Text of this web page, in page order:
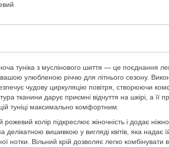
туніка з муслінового шиття — це поєднання
улюбленою річчю для літнього сезону.
чудову циркуляцію повітря, створюючи
тканини дарує приємні відчуття на шкірі, а її
туніці максимально комфортним.
колір підкреслює жіночність і додає
делікатною вишивкою у вигляді квітів, яка надає
нотки. Вільний крій дозволяє легко